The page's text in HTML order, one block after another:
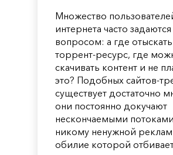
Множество
интернета часто задаются
вопросом: а где
торрент-ресурс, где
скачивать контент и не
это? Подобных сайтов-
существует достаточно
они постоянно докучают
нескончаемыми потоками
никому ненужной
обилие которой